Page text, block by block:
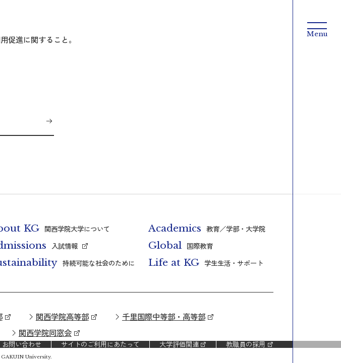
促進に関すること。
KG 関西学院大学について Academics 教育／学部・大学院
入試情報 Global 国際教育
持続可能な社会のために Life at KG 学生生活・サポート
関西学院高等部
千里国際中等部・高等部
関西学院同窓会
お問い合わせ サイトのご利用にあたって 大学評価関連 教職員の採用
University.